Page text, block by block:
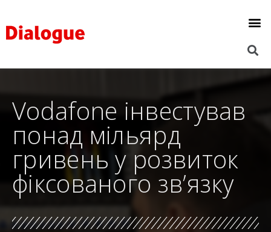
Vodafone інвестував
понад мільярд
гривень у розвиток
фіксованого зв’язку